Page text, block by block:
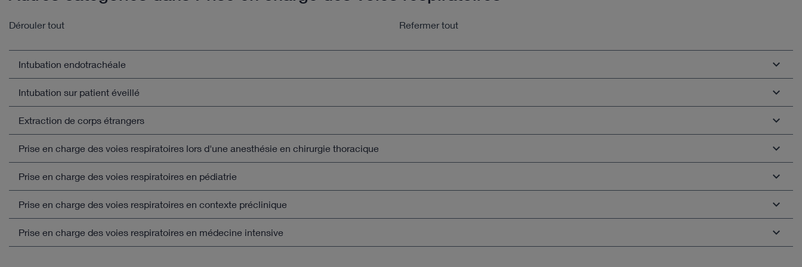
Dérouler tout Refermer tout
Intubation endotrachéale
Ouvrir l'aperçu
Intubation sur patient éveillé
Ouvrir l'aperçu
Extraction de corps étrangers
Ouvrir l'aperçu
Prise en charge des voies respiratoires lors d'une anesthésie en chirurgie thoracique
Ouvrir l'aperçu
Prise en charge des voies respiratoires en pédiatrie
Ouvrir l'aperçu
Prise en charge des voies respiratoires en contexte préclinique
Ouvrir l'aperçu
Prise en charge des voies respiratoires en médecine intensive